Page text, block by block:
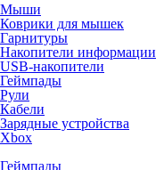
Мыши
Коврики для мышек
Гарнитуры
Накопители информации
USB-накопители
Геймпады
Рули
Кабели
Зарядные устройства
Xbox
Геймпады